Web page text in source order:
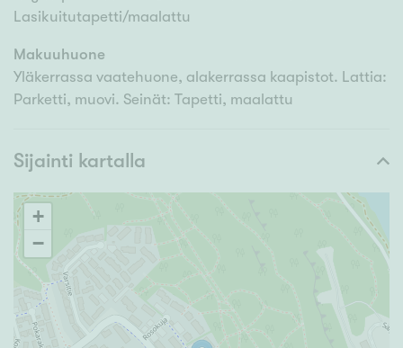
Lasikuitutapetti/maalattu
Makuuhuone
Yläkerrassa vaatehuone, alakerrassa kaapistot. Lattia:
Parketti, muovi. Seinät: Tapetti, maalattu
Sijainti kartalla
+
−